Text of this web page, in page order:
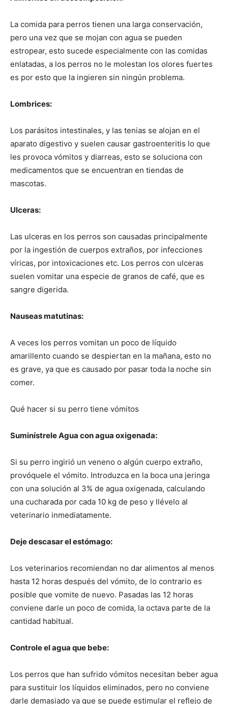
Cachorros
La comida para perros tienen una larga conservación,
pero una vez que se mojan con agua se pueden
estropear, esto sucede especialmente con las comidas
enlatadas, a los perros no le molestan los olores fuertes
es por esto que la ingieren sin ningún problema.
Lombrices:
Los parásitos intestinales, y las tenias se alojan en el
aparato digestivo y suelen causar gastroenteritis lo que
les provoca vómitos y diarreas, esto se soluciona con
medicamentos que se encuentran en tiendas de
mascotas.
Ulceras:
Las ulceras en los perros son causadas principalmente
por la ingestión de cuerpos extraños, por infecciones
víricas, por intoxicaciones etc. Los perros con ulceras
suelen vomitar una especie de granos de café, que es
sangre digerida.
Nauseas matutinas:
A veces los perros vomitan un poco de líquido
amarillento cuando se despiertan en la mañana, esto no
es grave, ya que es causado por pasar toda la noche sin
comer.
Qué hacer si su perro tiene vómitos
Suminístrele Agua con agua oxigenada:
Si su perro ingirió un veneno o algún cuerpo extraño,
provóquele el vómito. Introduzca en la boca una jeringa
con una solución al 3% de agua oxigenada, calculando
una cucharada por cada 10 kg de peso y llévelo al
veterinario inmediatamente.
Deje descasar el estómago:
Los veterinarios recomiendan no dar alimentos al menos
hasta 12 horas después del vómito, de lo contrario es
posible que vomite de nuevo. Pasadas las 12 horas
conviene darle un poco de comida, la octava parte de la
cantidad habitual.
Controle el agua que bebe:
Los perros que han sufrido vómitos necesitan beber agua
para sustituir los líquidos eliminados, pero no conviene
darle demasiado ya que se puede estimular el reflejo de